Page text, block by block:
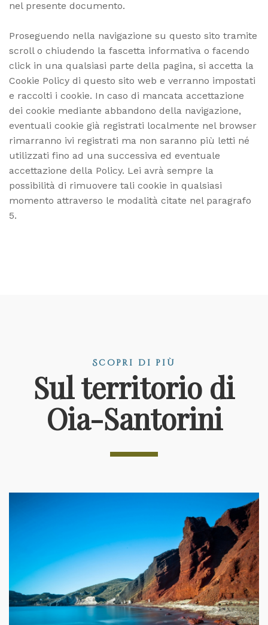
nel presente documento.
Proseguendo nella navigazione su questo sito tramite
scroll o chiudendo la fascetta informativa o facendo
click in una qualsiasi parte della pagina, si accetta la
Cookie Policy di questo sito web e verranno impostati
e raccolti i cookie. In caso di mancata accettazione
dei cookie mediante abbandono della navigazione,
eventuali cookie già registrati localmente nel browser
rimarranno ivi registrati ma non saranno più letti né
utilizzati fino ad una successiva ed eventuale
accettazione della Policy. Lei avrà sempre la
possibilità di rimuovere tali cookie in qualsiasi
momento attraverso le modalità citate nel paragrafo
5.
Scopri di più
Sul territorio di
Oia-Santorini